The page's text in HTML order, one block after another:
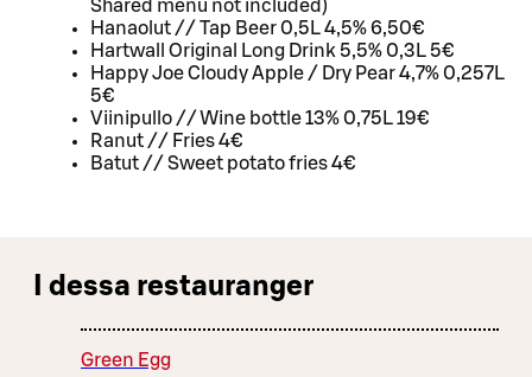
Shared menu not included)
Hanaolut // Tap Beer 0,5L 4,5% 6,50€
Hartwall Original Long Drink 5,5% 0,3L 5€
Happy Joe Cloudy Apple / Dry Pear 4,7% 0,257L
5€
Viinipullo // Wine bottle 13% 0,75L 19€
Ranut // Fries 4€
Batut // Sweet potato fries 4€
I dessa restauranger
Green Egg